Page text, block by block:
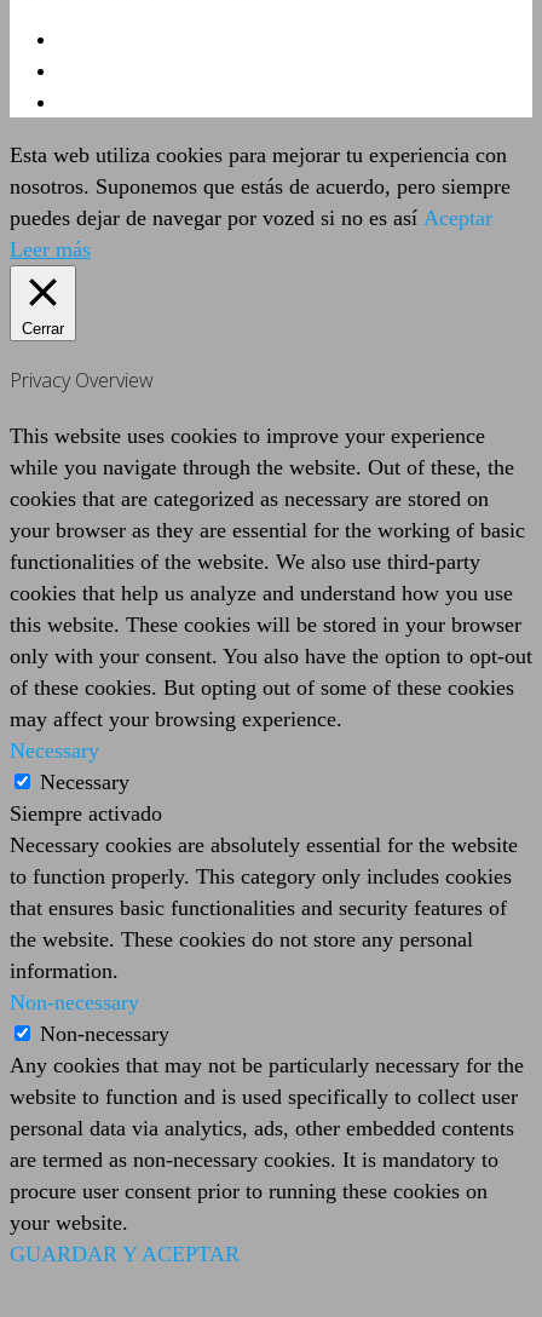
Esta web utiliza cookies para mejorar tu experiencia con
nosotros. Suponemos que estás de acuerdo, pero siempre
puedes dejar de navegar por vozed si no es así Aceptar
Leer más
Cerrar
Privacy Overview
This website uses cookies to improve your experience
while you navigate through the website. Out of these, the
cookies that are categorized as necessary are stored on
your browser as they are essential for the working of basic
functionalities of the website. We also use third-party
cookies that help us analyze and understand how you use
this website. These cookies will be stored in your browser
only with your consent. You also have the option to opt-out
of these cookies. But opting out of some of these cookies
may affect your browsing experience.
Necessary
Necessary
Siempre activado
Necessary cookies are absolutely essential for the website
to function properly. This category only includes cookies
that ensures basic functionalities and security features of
the website. These cookies do not store any personal
information.
Non-necessary
Non-necessary
Any cookies that may not be particularly necessary for the
website to function and is used specifically to collect user
personal data via analytics, ads, other embedded contents
are termed as non-necessary cookies. It is mandatory to
procure user consent prior to running these cookies on
your website.
GUARDAR Y ACEPTAR